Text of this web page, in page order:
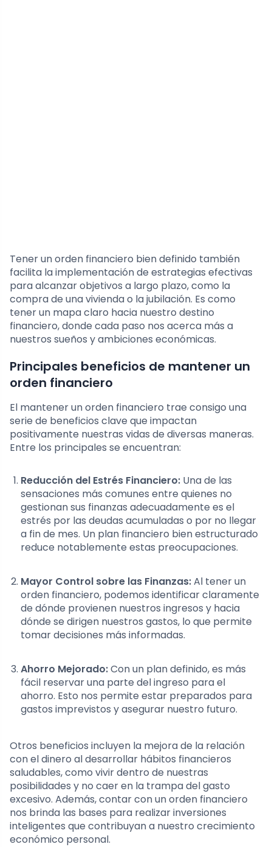
Tener un orden financiero bien definido también
facilita la implementación de estrategias efectivas
para alcanzar objetivos a largo plazo, como la
compra de una vivienda o la jubilación. Es como
tener un mapa claro hacia nuestro destino
financiero, donde cada paso nos acerca más a
nuestros sueños y ambiciones económicas.
Principales beneficios de mantener un
orden financiero
El mantener un orden financiero trae consigo una
serie de beneficios clave que impactan
positivamente nuestras vidas de diversas maneras.
Entre los principales se encuentran:
Reducción del Estrés Financiero: Una de las
sensaciones más comunes entre quienes no
gestionan sus finanzas adecuadamente es el
estrés por las deudas acumuladas o por no llegar
a fin de mes. Un plan financiero bien estructurado
reduce notablemente estas preocupaciones.
Mayor Control sobre las Finanzas:Al tener un
orden financiero, podemos identificar claramente
de dónde provienen nuestros ingresos y hacia
dónde se dirigen nuestros gastos, lo que permite
tomar decisiones más informadas.
Ahorro Mejorado:Con un plan definido, es más
fácil reservar una parte del ingreso para el
ahorro. Esto nos permite estar preparados para
gastos imprevistos y asegurar nuestro futuro.
Otros beneficios incluyen la mejora de la relación
con el dinero al desarrollar hábitos financieros
saludables, como vivir dentro de nuestras
posibilidades y no caer en la trampa del gasto
excesivo. Además, contar con un orden financiero
nos brinda las bases para realizar inversiones
inteligentes que contribuyan a nuestro crecimiento
económico personal.